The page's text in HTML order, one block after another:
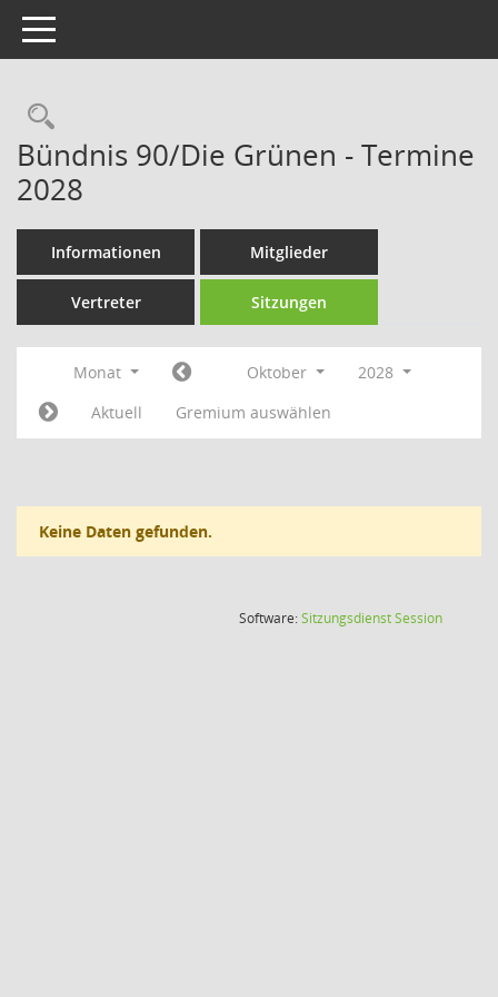
Toggle navigation
Rechercheauswahl
Bündnis 90/Die Grünen - Termine
2028
Informationen Mitglieder
Vertreter Sitzungen
Monat Oktober
2028
Aktuell
Gremium auswählen
Keine Daten gefunden.
Software:SitzungsdienstSession(Wird in